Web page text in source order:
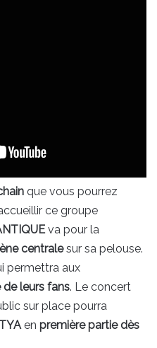
que vous pourrez
ce groupe
va pour la
centralesur sa pelouse.
permettra aux
de leurs fans. Le concert
sur place pourra
en première partie dès